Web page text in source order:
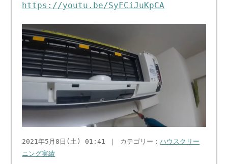
https://youtu.be/SyFCiJuKpCA
2021年5月8日(土) 01:41 ｜ カテゴリー：ハウスクリー
ニング実績